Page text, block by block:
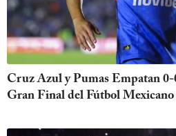
Cruz Azul y Pumas Empatan 0-
Gran Final del Fútbol Mexicano